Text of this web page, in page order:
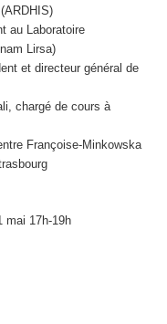
au Laboratoire
Lirsa)
et directeur général de
chargé de cours à
Françoise-Minkowska
mai 17h-19h